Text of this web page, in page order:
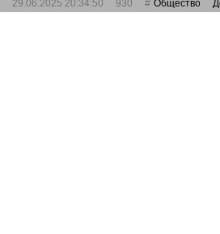
29.06.2025 20:34:50 930 Общество